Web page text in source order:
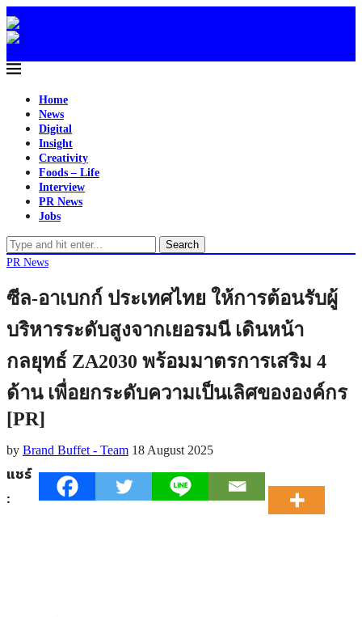
Home
News
Digital
Insight
Creativity
Foods – Life
Interview
PR News
Jobs
Search
PR News
ซีล-อาเบกก์ ประเทศไทย ให้การต้อนรับผู้
บริหารระดับสูงจากเยอรมนี เดินหน้า
กลยุทธ์ ZA2030 พร้อมมาตรการเสริม 4
ด้าน เพื่อยกระดับความเป็นเลิศขององค์กร
[PR]
by Brand Buffet - Team 18 August 2025
แชร์
: